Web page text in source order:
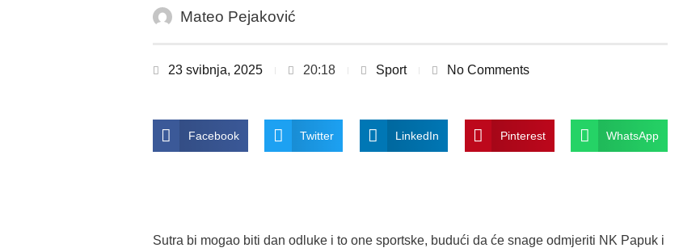
Mateo Pejaković
23 svibnja, 2025 20:18 Sport No Comments
Facebook Twitter LinkedIn Pinterest WhatsApp
Sutra bi mogao biti dan odluke i to one sportske, budući da će snage odmjeriti NK Papuk i